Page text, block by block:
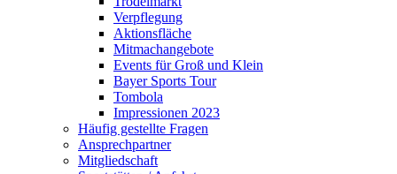
Verpflegung
Aktionsfläche
Mitmachangebote
Events für Groß und Klein
Bayer Sports Tour
Tombola
Impressionen 2023
Häufig gestellte Fragen
Ansprechpartner
Mitgliedschaft